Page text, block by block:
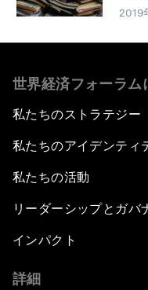
2019
世界経済フォーラム
私たちのストラテジー
私たちのアイデンティ
私たちの活動
リーダーシップとガバ
インパクト
詳細